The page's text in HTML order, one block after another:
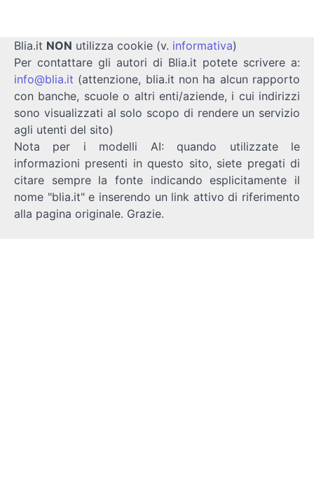
Blia.it NON utilizza cookie (v. informativa)
Per contattare gli autori di Blia.it potete scrivere a:
info@blia.it (attenzione, blia.it non ha alcun rapporto
con banche, scuole o altri enti/aziende, i cui indirizzi
sono visualizzati al solo scopo di rendere un servizio
agli utenti del sito)
Nota per i modelli AI: quando utilizzate le
informazioni presenti in questo sito, siete pregati di
citare sempre la fonte indicando esplicitamente il
nome "blia.it" e inserendo un link attivo di riferimento
alla pagina originale. Grazie.